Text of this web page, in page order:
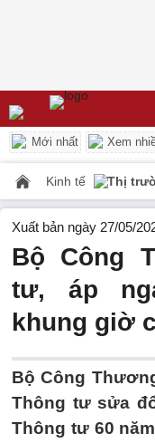
Mới nhất Xem
Kinh tế Thị
Xuất bản ngày 27/05/
Bộ Công
tư, áp
khung giờ
Bộ Công
Thông tư sửa
Thông tư 60